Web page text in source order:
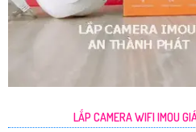
LẮP CAMERA WIFI IMOU